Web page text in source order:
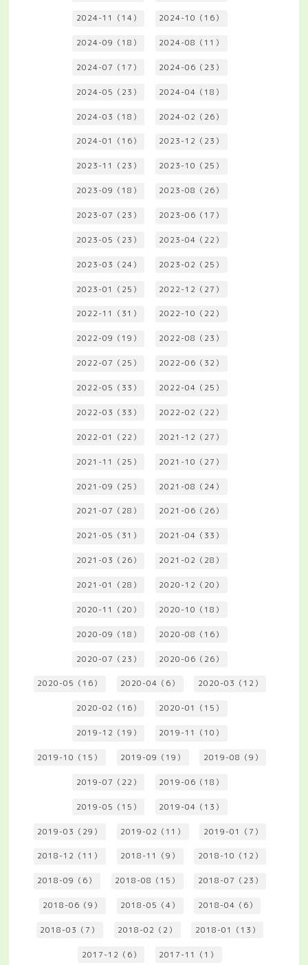
2024-11（14） 2024-10（16）
2024-09（18） 2024-08（11）
2024-07（17） 2024-06（23）
2024-05（23） 2024-04（18）
2024-03（18） 2024-02（26）
2024-01（16） 2023-12（23）
2023-11（23） 2023-10（25）
2023-09（18） 2023-08（26）
2023-07（23） 2023-06（17）
2023-05（23） 2023-04（22）
2023-03（24） 2023-02（25）
2023-01（25） 2022-12（27）
2022-11（31） 2022-10（22）
2022-09（19） 2022-08（23）
2022-07（25） 2022-06（32）
2022-05（33） 2022-04（25）
2022-03（33） 2022-02（22）
2022-01（22） 2021-12（27）
2021-11（25） 2021-10（27）
2021-09（25） 2021-08（24）
2021-07（28） 2021-06（26）
2021-05（31） 2021-04（33）
2021-03（26） 2021-02（28）
2021-01（28） 2020-12（20）
2020-11（20） 2020-10（18）
2020-09（18） 2020-08（16）
2020-07（23） 2020-06（26）
2020-05（16） 2020-04（6） 2020-03（12）
2020-02（16） 2020-01（15）
2019-12（19） 2019-11（10）
2019-10（15） 2019-09（19） 2019-08（9）
2019-07（22） 2019-06（18）
2019-05（15） 2019-04（13）
2019-03（29） 2019-02（11） 2019-01（7）
2018-12（11） 2018-11（9） 2018-10（12）
2018-09（6） 2018-08（15） 2018-07（23）
2018-06（9） 2018-05（4） 2018-04（6）
2018-03（7） 2018-02（2） 2018-01（13）
2017-12（6） 2017-11（1）